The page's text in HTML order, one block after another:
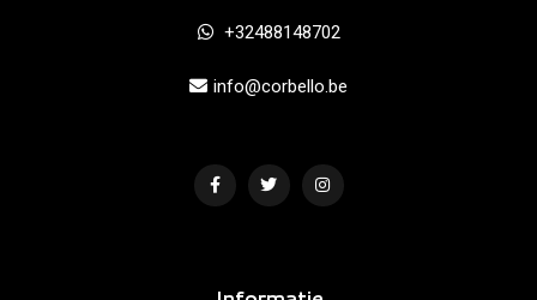
+32488148702
info@corbello.be